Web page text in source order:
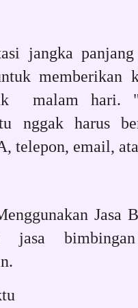
jangka
memberikan
malam hari.
nggak harus
telepon, email,
Jasa
jasa